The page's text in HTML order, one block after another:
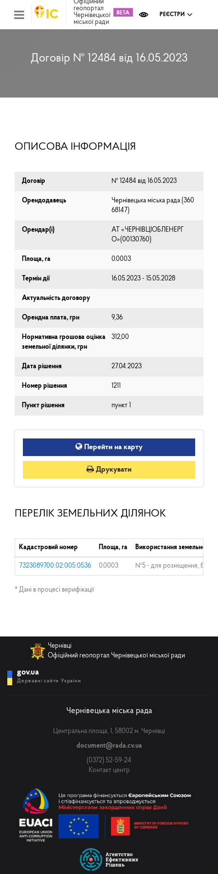
Офіційний
геопортал
Чернівецької
міської ради
РЕЄСТРИ
Договір № 12484 від 16.05.2023
ОПИСОВА ІНФОРМАЦІЯ
Договір № 12484 від 16.05.2023
Орендодавець
Чернівецька міська рада (⁨360
68147⁩)
Орендар(і)
АТ «ЧЕРНІВЦІОБЛЕНЕРГ
О»(00130760)
Площа, га 0.0003
Термін дії 16.05.2023 - 15.05.2028
Актуальність договору
Орендна плата, грн 9,36
Нормативна грошова оцінка
земельної ділянки, грн
312,00
Дата рішення 27.04.2023
Номер рішення 1211
Пункт рішення пункт 1
Перейти на карту
Друкувати
ПЕРЕЛІК ЗЕМЕЛЬНИХ ДІЛЯНОК
Кадастровий номер Площа, га Використання земельної
7323089700:02:005:0536 0.0003 №5 - для розміщення,
* Дані в процесі верифікації
Чернівці
Офіційний геопортал Чернівецької міської ради
gov.ua
Державні сайти України
Чернівецька міська рада
Центральна площа, 1, 58002 м. Чернівці
document@rada.cv.ua
(0372) 52-59-24
Контакт центр